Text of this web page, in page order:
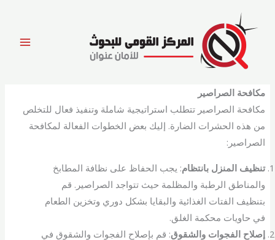
المحتوى
مكافحة الصراصير
مكافحة الصراصير تتطلب استراتيجية شاملة وتنفيذ فعال للتخلص
من هذه الحشرات الضارة. إليك بعض الخطوات الفعالة لمكافحة
الصراصير:
تنظيف المنزل بانتظام: يجب الحفاظ على نظافة المطابخ
والمناطق الرطبة والمظلمة حيث تتواجد الصراصير. قم
بتنظيف الفتات الغذائية والبقايا بشكل دوري وتخزين الطعام
في حاويات محكمة الغلق.
إصلاح الفجوات والشقوق: قم بإصلاح الفجوات والشقوق في